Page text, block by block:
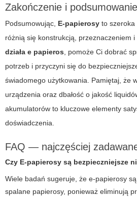
Zakończenie i podsumowanie
Podsumowując, E-papierosy to
różnią się konstrukcją, przeznaczeniem
działa e papieros , pomoże Ci dobrać
potrzeb i przyczyni się do
świadomego użytkowania. Pamiętaj, że
urządzenia oraz dbałość o jakość
akumulatorów to kluczowe elementy
doświadczenia.
FAQ — najczęściej
Czy E-papierosy są bezpieczniejsze
Wiele badań sugeruje, że e-papierosy
spalane papierosy, ponieważ eliminują